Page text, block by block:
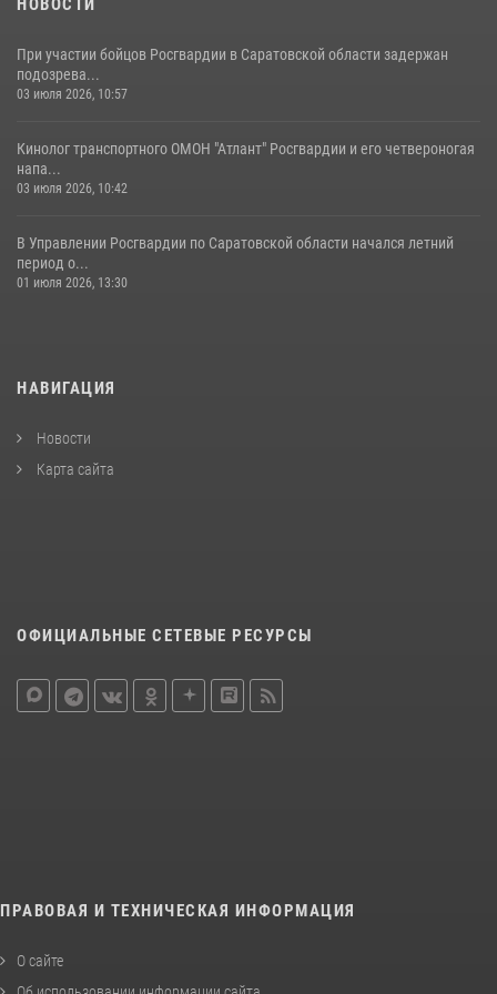
НОВОСТИ
При участии бойцов Росгвардии в Саратовской области задержан
подозрева...
03 июля 2026, 10:57
Кинолог транспортного ОМОН "Атлант" Росгвардии и его четвероногая
напа...
03 июля 2026, 10:42
В Управлении Росгвардии по Саратовской области начался летний
период о...
01 июля 2026, 13:30
НАВИГАЦИЯ
Новости
Карта сайта
ОФИЦИАЛЬНЫЕ СЕТЕВЫЕ РЕСУРСЫ
ПРАВОВАЯ И ТЕХНИЧЕСКАЯ ИНФОРМАЦИЯ
О сайте